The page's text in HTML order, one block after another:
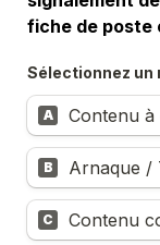
fiche de poste
Sélectionnez
A Contenu à
B Arnaque /
C Contenu